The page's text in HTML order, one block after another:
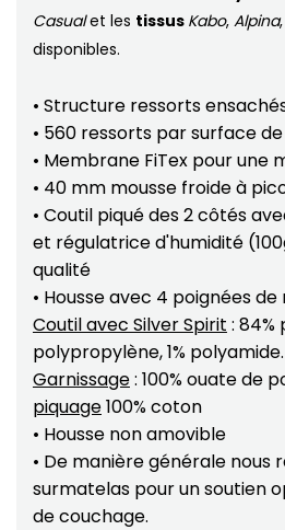
Casualet les tissus Kabo, Alpina,
disponibles.
• Structure ressorts
• 560 ressorts par surface
• Membrane FiTex pour une
• 40 mm mousse froide à
• Coutil piqué des 2 côtés
et régulatrice d'humidité
qualité
• Housse avec 4 poignées
Coutil avec Silver Spirit : 84%
polypropylène, 1% polyamide.
Garnissage: 100% ouate de
piquage100% coton
• Housse non amovible
• De manière générale nous
surmatelas pour un soutien
de couchage.